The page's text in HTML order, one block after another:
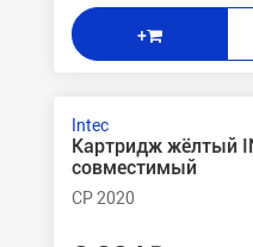
+
Intec
Картридж жёлтый
совместимый
CP 2020